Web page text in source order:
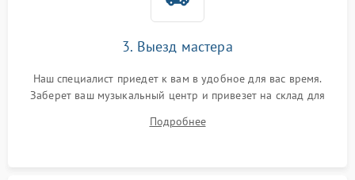
3. Выезд мастера
Наш специалист приедет к вам в удобное для вас время.
Заберет ваш музыкальный центр и привезет на склад для
Подробнее